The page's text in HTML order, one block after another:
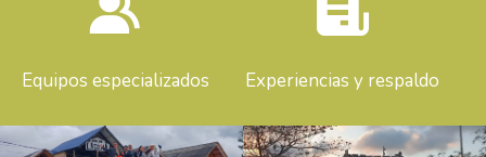
Equipos especializados Experiencias y respaldo